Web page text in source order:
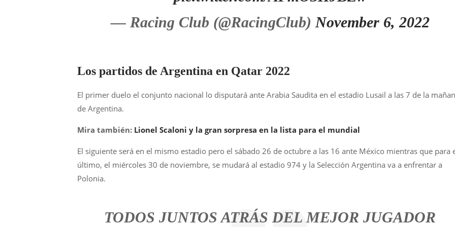
— Racing Club (@RacingClub) November 6, 2022
Los partidos de Argentina en Qatar 2022
El primer duelo el conjunto nacional lo disputará ante Arabia Saudita en el estadio Lusail a las 7 de la
de Argentina.
Mira también: Lionel Scaloni y la gran sorpresa en la lista para el mundial
El siguiente será en el mismo estadio pero el sábado 26 de octubre a las 16 ante México mientras que para
último, el miércoles 30 de noviembre, se mudará al estadio 974 y la Selección Argentina va a enfrentar a
Polonia.
TODOS JUNTOS ATRÁS DEL MEJOR JUGADOR